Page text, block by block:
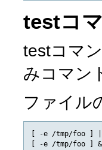
testコ
testコマ
みコマン
ファイル
[ -e /tmp/foo ] ||